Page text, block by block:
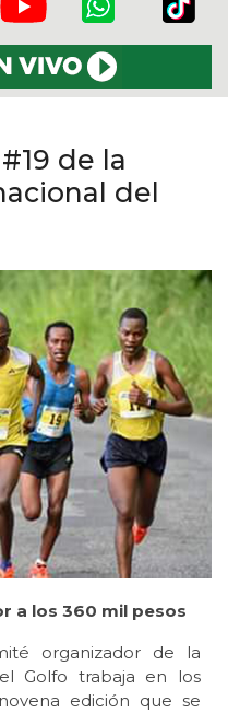
de la
del
a los 360 mil pesos
organizador de la
Golfo trabaja en los
edición que se